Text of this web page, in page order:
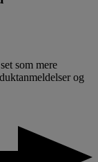
som mere
og